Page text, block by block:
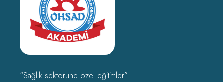
“Sağlık sektörüne özel eğitimler”